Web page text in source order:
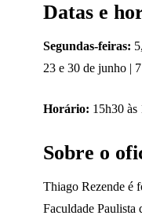
Datas e
Segundas-feiras:
23 e 30 de junho |
Horário: 15h30 às
Sobre o
Thiago Rezende é
Faculdade Paulista